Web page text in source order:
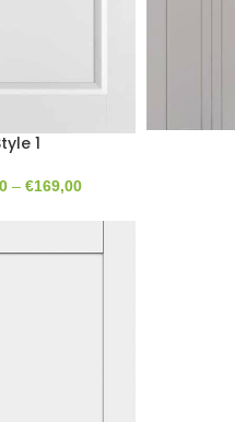
1
– €169,00